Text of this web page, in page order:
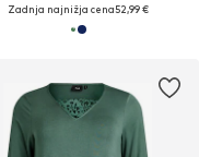
Zadnja najnižja cena52,99 €